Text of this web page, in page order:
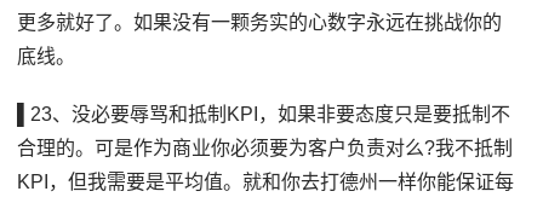
更多就好了。如果没有一颗务实的心数字永远在挑战你的
底线。
▌23、没必要辱骂和抵制KPI，如果非要态度只是要抵制不
合理的。可是作为商业你必须要为客户负责对么?我不抵制
KPI，但我需要是平均值。就和你去打德州一样你能保证每